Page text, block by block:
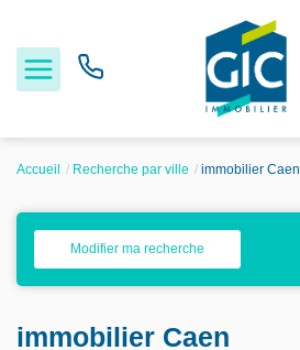
Acheter
Louer
Accueil Recherche par ville immobilier Caen
Modifier ma recherche
immobilier Caen